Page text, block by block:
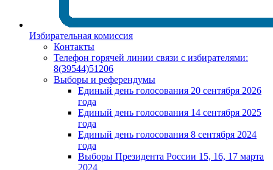
Избирательная комиссия
Контакты
Телефон горячей линии связи с избирателями:
8(39544)51206
Выборы и референдумы
Единый день голосования 20 сентября 2026
года
Единый день голосования 14 сентября 2025
года
Единый день голосования 8 сентября 2024
года
Выборы Президента России 15, 16, 17 марта
2024